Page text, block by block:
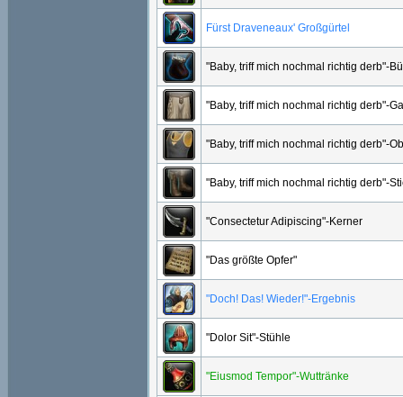
Fürst Draveneaux' Großgürtel
"Baby, triff mich nochmal richtig derb"-
"Baby, triff mich nochmal richtig derb"-
"Baby, triff mich nochmal richtig derb"-
"Baby, triff mich nochmal richtig derb"-
"Consectetur Adipiscing"-Kerner
"Das größte Opfer"
"Doch! Das! Wieder!"-Ergebnis
"Dolor Sit"-Stühle
"Eiusmod Tempor"-Wuttränke